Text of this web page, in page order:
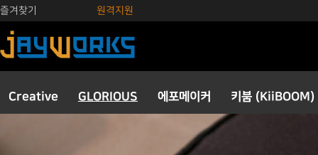
즐겨찾기 원격지원
Creative GLORIOUS
키보드
에포메이커 키붐 (KiiBOOM)